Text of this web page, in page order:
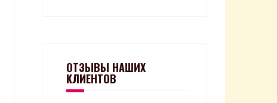
ОТЗЫВЫ НАШИХ
КЛИЕНТОВ